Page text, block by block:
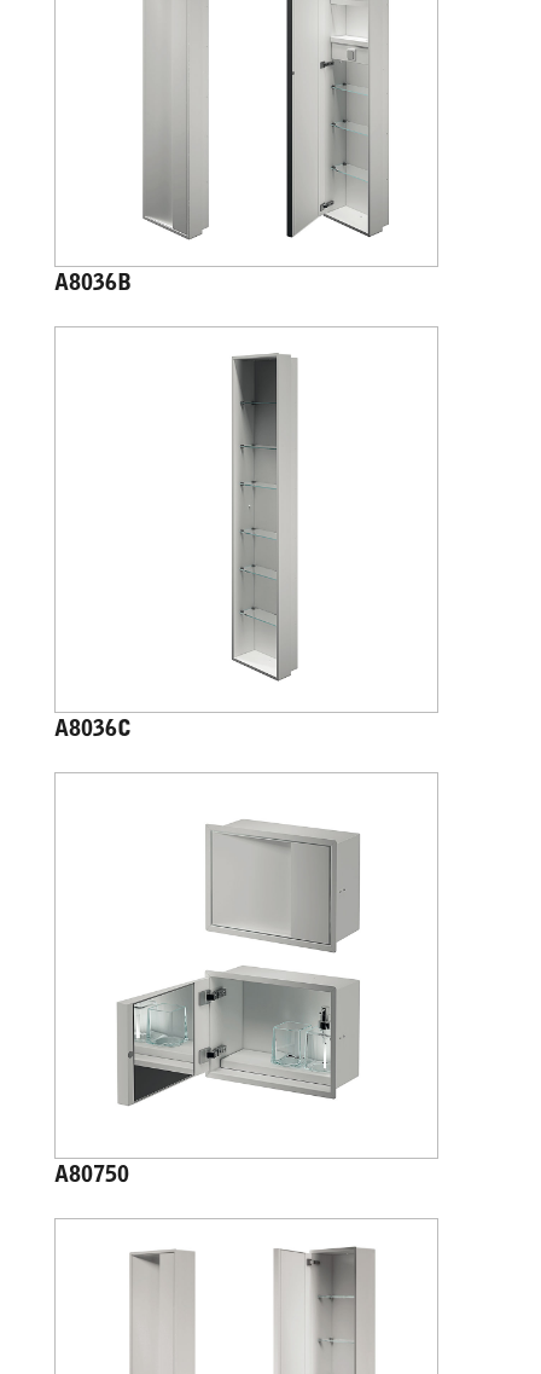
A8036B
A8036C
A80750